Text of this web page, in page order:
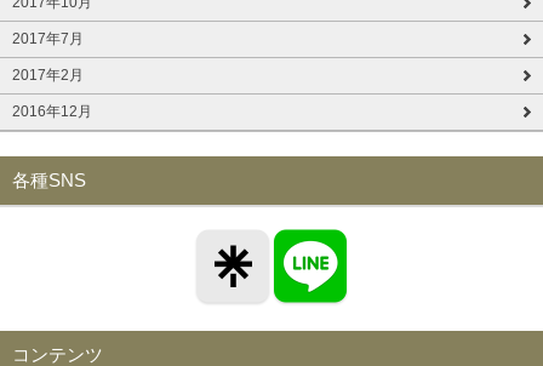
2017年7月
2017年2月
2016年12月
各種SNS
コンテンツ